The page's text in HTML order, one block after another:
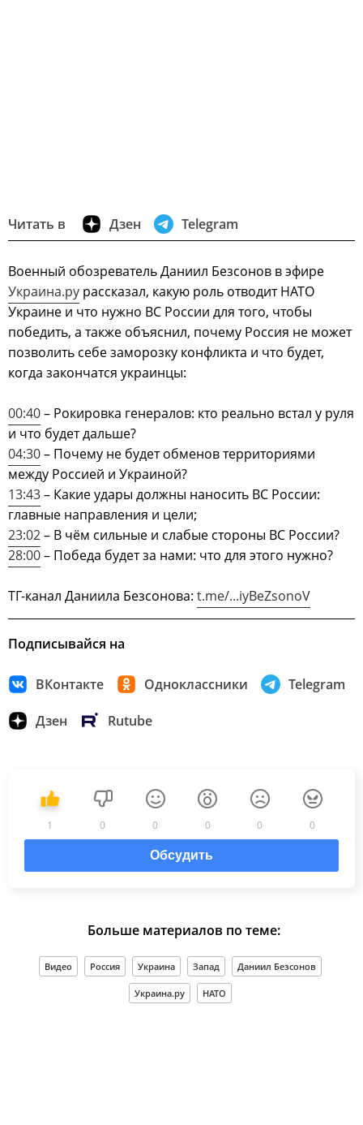
Читать в Дзен Telegram
Военный обозреватель Даниил Безсонов в эфире
Украина.ру рассказал, какую роль отводит НАТО
Украине и что нужно ВС России для того, чтобы
победить, а также объяснил, почему Россия не может
позволить себе заморозку конфликта и что будет,
когда закончатся украинцы:
00:40– Рокировка генералов: кто реально встал у руля
и что будет дальше?
04:30– Почему не будет обменов территориями
между Россией и Украиной?
13:43– Какие удары должны наносить ВС России:
главные направления и цели;
23:02– В чём сильные и слабые стороны ВС России?
28:00– Победа будет за нами: что для этого нужно?
ТГ-канал Даниила Безсонова: t.me/...iyBeZsonoV
Подписывайся на
ВКонтакте Одноклассники Telegram
Дзен Rutube
1 0 0 0 0 0
Обсудить
Больше материалов по теме:
Видео Россия Украина Запад Даниил Безсонов
Украина.ру НАТО